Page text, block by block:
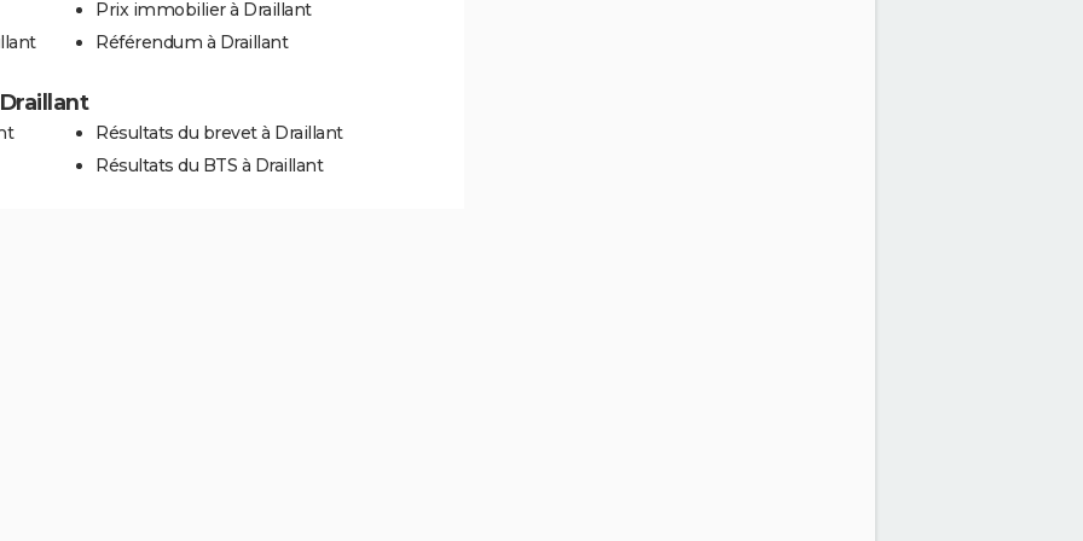
Prix immobilier à Draillant
Référendum à Draillant
Résultats du brevet à Draillant
Résultats du BTS à Draillant